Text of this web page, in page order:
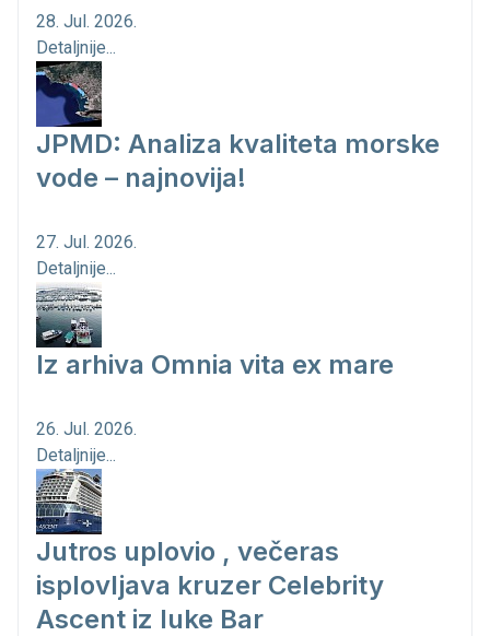
28. Jul. 2026.
Detaljnije...
JPMD: Analiza kvaliteta morske
vode – najnovija!
27. Jul. 2026.
Detaljnije...
Iz arhiva Omnia vita ex mare
26. Jul. 2026.
Detaljnije...
Jutros uplovio , večeras
isplovljava kruzer Celebrity
Ascent iz luke Bar